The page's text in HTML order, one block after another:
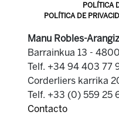
POLÍTICA
POLÍTICA DE
Manu Robles-
Barrainkua 13 -
Telf. +34 94 403 77
Corderliers karrika
Telf. +33 (0) 559 25
Contacto